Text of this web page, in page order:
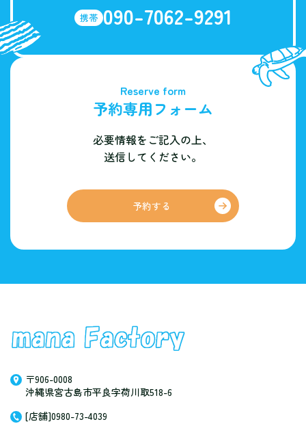
携帯 090-7062-9291
Reserve form
予約専用フォーム
必要情報をご記入の上、
送信してください。
予約する
〒906-0008
沖縄県宮古島市平良字荷川取518-6
[店舗]0980-73-4039